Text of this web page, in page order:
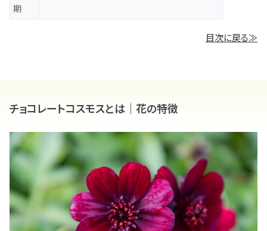
期
目次に戻る≫
チョコレートコスモスとは｜花の特徴